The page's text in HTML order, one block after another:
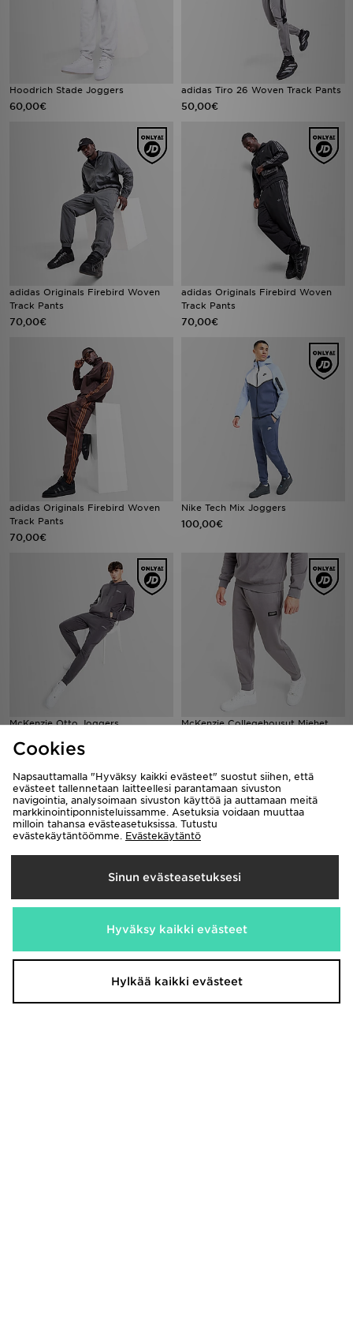
Hoodrich Stade Joggers
60,00€
adidas Tiro 26 Woven Track Pants
50,00€
adidas Originals Firebird Woven
Track Pants
70,00€
adidas Originals Firebird Woven
Track Pants
70,00€
adidas Originals Firebird Woven
Track Pants
70,00€
Nike Tech Mix Joggers
100,00€
McKenzie Otto Joggers
25,00€
McKenzie Collegehousut Miehet
Supply & Demand Jetset Joggers New Balance Oval Joggers
Cookies
Napsauttamalla "Hyväksy kaikki evästeet" suostut siihen, että
evästeet tallennetaan laitteellesi parantamaan sivuston
navigointia, analysoimaan sivuston käyttöä ja auttamaan meitä
markkinointiponnisteluissamme. Asetuksia voidaan muuttaa
milloin tahansa evästeasetuksissa. Tutustu
evästekäytäntöömme. Evästekäytäntö
Sinun evästeasetuksesi
Hyväksy kaikki evästeet
Hylkää kaikki evästeet